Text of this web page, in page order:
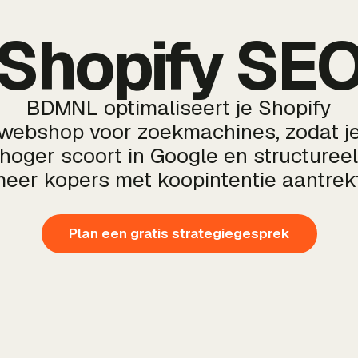
BDMNL optimaliseert je Shopify
voor zoekmachines, zodat
hoger scoort in Google en structureel
kopers met koopintentie
Plan een gratis strategiegesprek